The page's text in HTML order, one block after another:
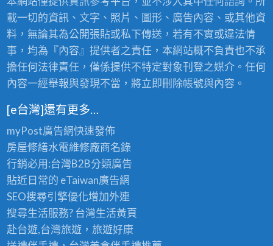
載一切的資訊、文字、照片、圖形、廣告內容、或其他資
料，無論其為公開張貼或私下傳送，若有不實或違法情
事，均為『內容』提供者之責任，本網站概不負責也不承
擔任何法律責任，僅係提供不特定對象刊登之媒介。任何
內容一經舉報與發現不當，將立即刪除帳號與內容。
[e台灣]還有更多…
myPost廣告網快速發佈
房屋修繕水電維修廠商名錄
行銷必用:台灣B2B分類廣告
貼近日常的 eTaiwan廣告網
SEO搜尋引擎優化增加外連
搜尋生活服務? 台灣生活黃頁
赴台遊,台灣旅遊，旅遊好康